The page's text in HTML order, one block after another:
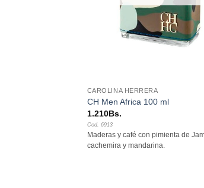
CAROLINA HERRERA
CH Men Africa 100 ml
1.210Bs.
Cod. 6913
Maderas y café con pimienta de
cachemira y mandarina.